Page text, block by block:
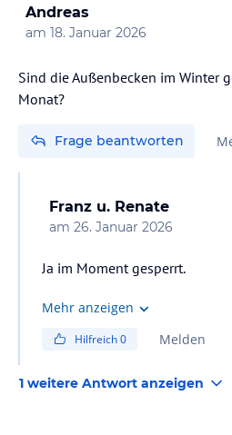
Andreas
am 18. Januar 2026
Sind die Außenbecken im Winter
Monat?
Frage beantworten
Franz u. Renate
am 26. Januar 2026
Ja im Moment gesperrt.
Mehr anzeigen
Hilfreich0 Melden
1 weitere Antwort anzeigen